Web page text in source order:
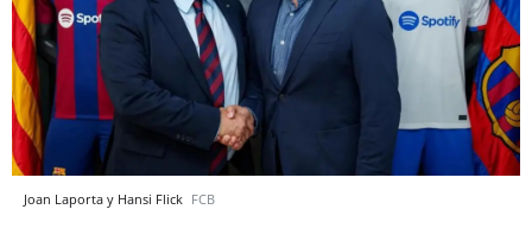
Joan Laporta y Hansi Flick FCB